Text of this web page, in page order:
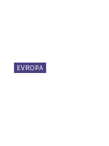
EVROPA